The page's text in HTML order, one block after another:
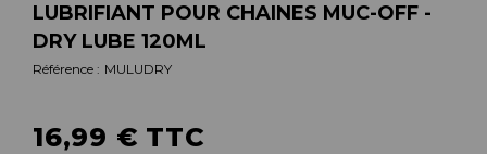
LUBRIFIANT POUR CHAINES MUC-OFF -
DRY LUBE 120ML
Référence : MULUDRY
16,99 € TTC